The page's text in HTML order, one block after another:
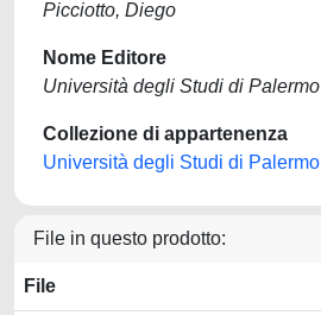
Picciotto, Diego
Nome Editore
Università degli Studi di Palermo
Collezione di appartenenza
Università degli Studi di Palermo
File in questo prodotto:
File